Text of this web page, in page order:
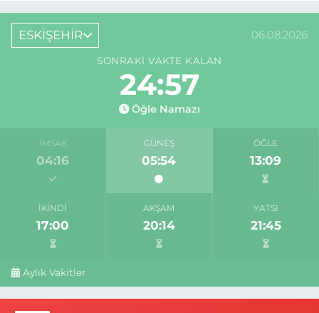
ESKİŞEHİR 06.08.2026
SONRAKI VAKTE KALAN
24:56
Öğle Namazı
İMSAK
04:16
GÜNEŞ
05:54
ÖĞLE
13:09
İKINDI
17:00
AKŞAM
20:14
YATSI
21:45
Aylık Vakitler